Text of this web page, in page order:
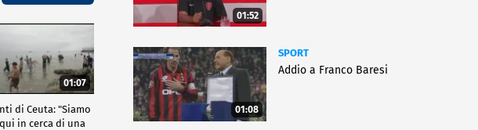
01:07
di Ceuta: "Siamo
in cerca di una
01:52
01:08
SPORT
Addio a Franco Baresi